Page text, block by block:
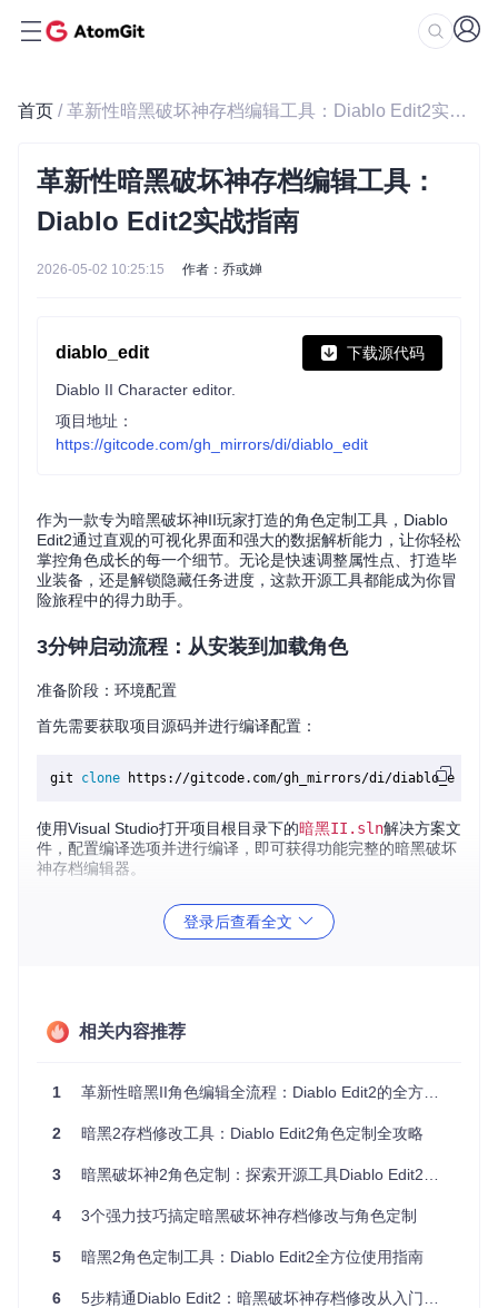
首页 / 革新性暗黑破坏神存档编辑工具：Diablo Edit2实战指南
革新性暗黑破坏神存档编辑工具：
Diablo Edit2实战指南
2026-05-02 10:25:15 作者：乔或婵
diablo_edit 下载源代码
Diablo II Character editor.
项目地址：
https://gitcode.com/gh_mirrors/di/diablo_edit
作为一款专为暗黑破坏神II玩家打造的角色定制工具，Diablo
Edit2通过直观的可视化界面和强大的数据解析能力，让你轻松
掌控角色成长的每一个细节。无论是快速调整属性点、打造毕
业装备，还是解锁隐藏任务进度，这款开源工具都能成为你冒
险旅程中的得力助手。
3分钟启动流程：从安装到加载角色
准备阶段：环境配置
首先需要获取项目源码并进行编译配置：
git clone
使用Visual Studio打开项目根目录下的暗黑II.sln解决方案文
件，配置编译选项并进行编译，即可获得功能完整的暗黑破坏
神存档编辑器。
执行阶段：加载角色存档
启动编译后的程序，通过"文件→打开"菜单导航至暗黑破坏神II
验证阶段：确认数据加载成功
常，为后续编辑做好准备。
突破传统编辑局限：Diablo Edit2核心功能亮点
智能版本适配系统
Diablo Edit2内置的智能版本识别机制，能够自动适配从1.09
的探索者，都能获得最佳的编辑体验。这一功能解决了传统编
登录后查看全文
相关内容推荐
1 革新性暗黑II角色编辑全流程：Diablo Edit2的全方位解决方案
2 暗黑2存档修改工具：Diablo Edit2角色定制全攻略
3 暗黑破坏神2角色定制：探索开源工具Diablo Edit2的无限可能
4 3个强力技巧搞定暗黑破坏神存档修改与角色定制
5 暗黑2角色定制工具：Diablo Edit2全方位使用指南
6 5步精通Diablo Edit2：暗黑破坏神存档修改从入门到实战